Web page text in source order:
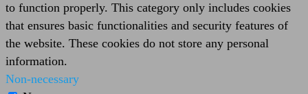
to function properly. This category only includes cookies
that ensures basic functionalities and security features of
the website. These cookies do not store any personal
information.
Non-necessary